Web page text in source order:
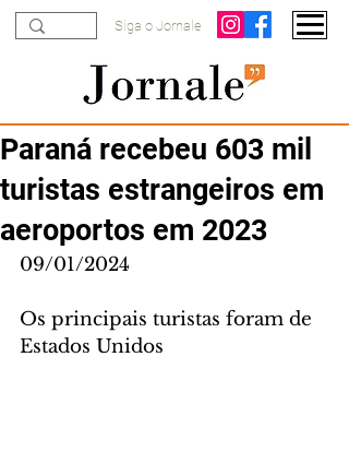
Siga o Jornale
Paraná recebeu 603 mil
turistas estrangeiros em
aeroportos em 2023
09/01/2024
Os principais turistas foram de
Estados Unidos